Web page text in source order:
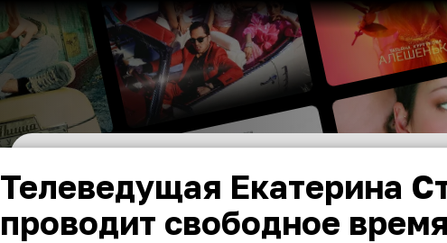
Телеведущая Екатерина
проводит свободное